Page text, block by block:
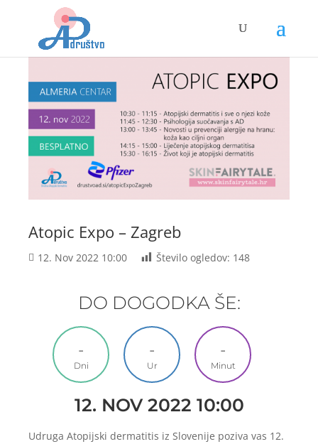
Atopic Expo – Zagreb
12. Nov 2022 10:00 Število ogledov: 148
DO DOGODKA ŠE:
-
Dni
-
Ur
-
Minut
12. NOV 2022 10:00
Udruga Atopijski dermatitis iz Slovenije poziva vas 12.